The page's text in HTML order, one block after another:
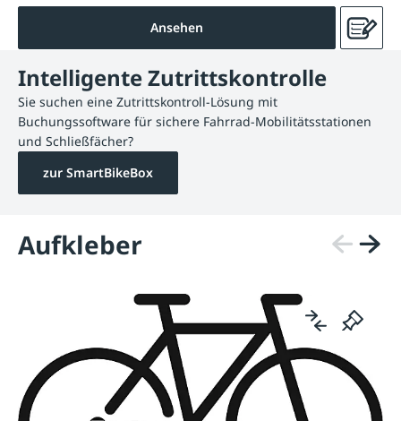
Ansehen
Intelligente Zutrittskontrolle
Sie suchen eine Zutrittskontroll-Lösung mit
Buchungssoftware für sichere Fahrrad-Mobilitätsstationen
und Schließfächer?
zur SmartBikeBox
Aufkleber